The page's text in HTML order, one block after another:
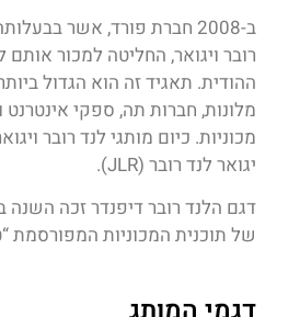
ב-2008 חברת פורד, אשר
רובר ויגואר, החליטה למכור
ההודית. תאגיד זה הוא הגדול
מלונות, חברות תה, ספקי אינטרנט
מכוניות. כיום מותגי לנד רובר
יגואר לנד רובר (JLR).
דגם הלנד רובר דיפנדר זכה השנה
של תוכנית המכוניות המפורסמת